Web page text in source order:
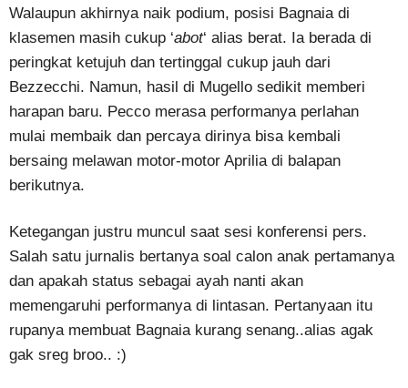
Walaupun akhirnya naik podium, posisi Bagnaia di
klasemen masih cukup ‘abot‘ alias berat. Ia berada di
peringkat ketujuh dan tertinggal cukup jauh dari
Bezzecchi. Namun, hasil di Mugello sedikit memberi
harapan baru. Pecco merasa performanya perlahan
mulai membaik dan percaya dirinya bisa kembali
bersaing melawan motor-motor Aprilia di balapan
berikutnya.
Ketegangan justru muncul saat sesi konferensi pers.
Salah satu jurnalis bertanya soal calon anak pertamanya
dan apakah status sebagai ayah nanti akan
memengaruhi performanya di lintasan. Pertanyaan itu
rupanya membuat Bagnaia kurang senang..alias agak
gak sreg broo.. :)